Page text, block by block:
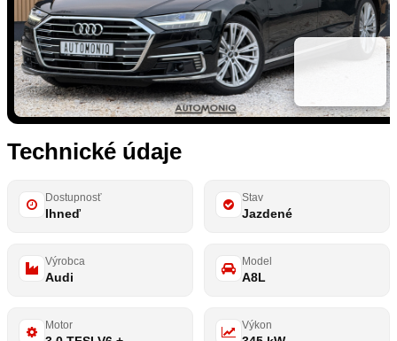
Technické údaje
Dostupnosť
Ihneď
Stav
Jazdené
Výrobca
Audi
Model
A8L
Motor Výkon